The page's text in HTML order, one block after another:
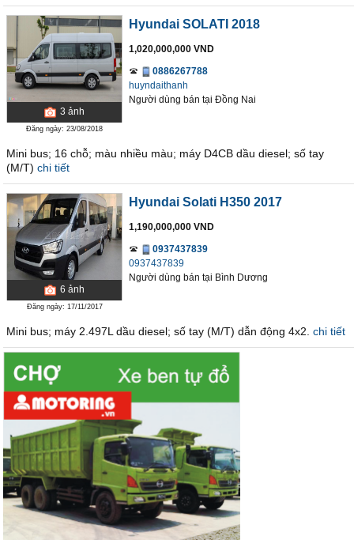
3 ảnh
Đăng ngày: 23/08/2018
Hyundai SOLATI 2018
1,020,000,000 VND
0886267788
huyndaithanh
Người dùng bán tại Ðồng Nai
Mini bus; 16 chỗ; màu nhiều màu; máy D4CB dầu diesel; số tay
(M/T) chi tiết
6 ảnh
Đăng ngày: 17/11/2017
Hyundai Solati H350 2017
1,190,000,000 VND
0937437839
0937437839
Người dùng bán tại Bình Dương
Mini bus; máy 2.497L dầu diesel; số tay (M/T) dẫn động 4x2. chi tiết